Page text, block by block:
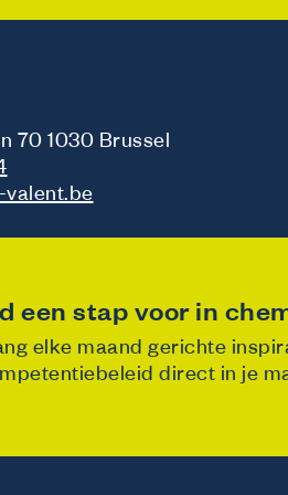
70 1030 Brussel
valent.be
een stap voor in
elke maand gerichte
direct in je